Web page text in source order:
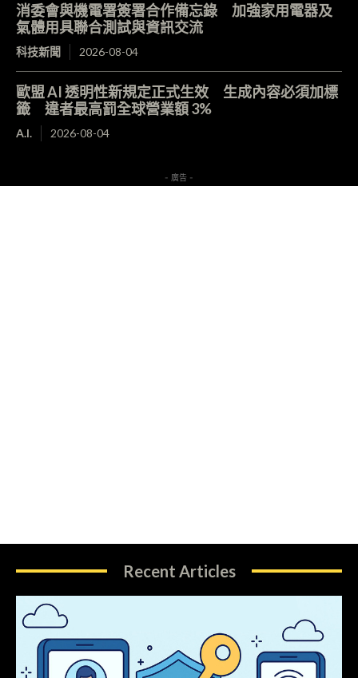
消委會與機電署簽署合作備忘錄 加強家用電器及
氣體用具聯合測試與資訊交流
科技新聞 2026-08-04
歐盟 AI 透明性新規定正式生效 生成內容必須加標
籤 違者最高罰全球營業額 3%
A.I. 2026-08-04
- 廣告 -
Recent Articles